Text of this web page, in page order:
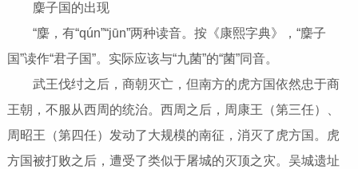
麇子国的出现
“麇，有“qún”“jūn”两种读音。按《康熙字典》，“麇子
国”读作“君子国”。实际应该与“九菌”的“菌”同音。
武王伐纣之后，商朝灭亡，但南方的虎方国依然忠于商
王朝，不服从西周的统治。西周之后，周康王（第三任）、
周昭王（第四任）发动了大规模的南征，消灭了虎方国。虎
方国被打败之后，遭受了类似于屠城的灭顶之灾。吴城遗址